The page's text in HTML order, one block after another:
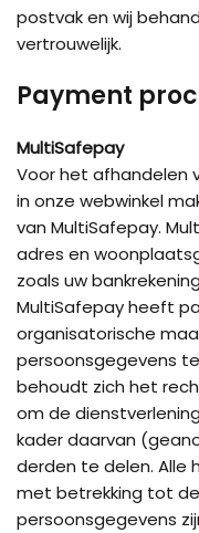
postvak en wij
vertrouwelijk.
Payment
MultiSafepay
Voor het afhandelen
in onze webwinkel
van MultiSafepay.
adres en
zoals uw
MultiSafepay heeft
organisatorische
persoonsgegevens
behoudt zich het
om de
kader daarvan
derden te delen. Alle
met betrekking tot
persoonsgegevens